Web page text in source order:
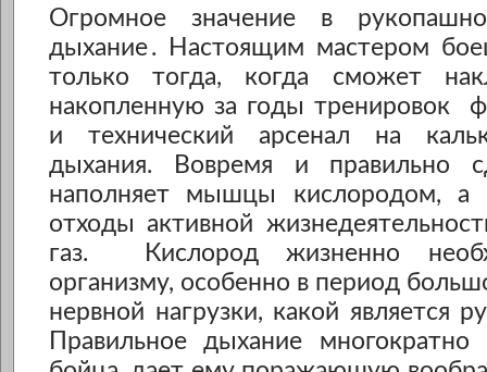
Огромное значение в
дыхание. Настоящим мастером
только тогда, когда сможет
накопленную за годы тренировок
и технический арсенал на
дыхания. Вовремя и правильно
наполняет мышцы кислородом, а
отходы активной
газ. Кислород жизненно
организму, особенно в период
нервной нагрузки, какой является
Правильное дыхание